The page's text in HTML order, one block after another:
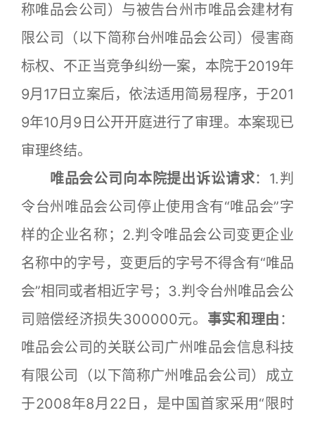
称唯品会公司）与被告台州市唯品会建材有
限公司（以下简称台州唯品会公司）侵害商
标权、不正当竞争纠纷一案，本院于2019年
9月17日立案后，依法适用简易程序，于201
9年10月9日公开开庭进行了审理。本案现已
审理终结。
唯品会公司向本院提出诉讼请求：1.判
令台州唯品会公司停止使用含有“唯品会”字
样的企业名称；2.判令唯品会公司变更企业
名称中的字号，变更后的字号不得含有“唯品
会”相同或者相近字号；3.判令台州唯品会公
司赔偿经济损失300000元。 事实和理由 ：
唯品会公司的关联公司广州唯品会信息科技
有限公司（以下简称广州唯品会公司）成立
于2008年8月22日，是中国首家采用“限时